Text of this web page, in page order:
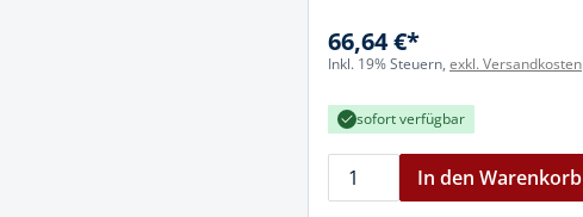
66,64 €*
Inkl. 19% Steuern, exkl. Versandkosten
sofort verfügbar
In den Warenkorb